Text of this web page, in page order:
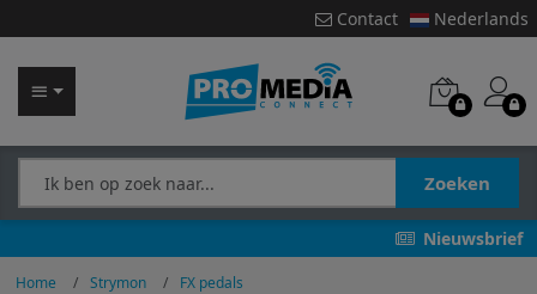
Contact Nederlands
Zoeken
Nieuwsbrief
Home Strymon
FX pedals